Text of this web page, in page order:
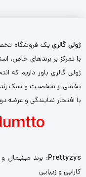
ژولی گالرییک فروشگاه
با تمرکز بر برندهای خاص،
ژولی گالری باور داریم
بخشی از شخصیت و سبک
با افتخار نمایندگی و عرضه
Prettyzys: برند مینیمال
کارایی و زیبایی